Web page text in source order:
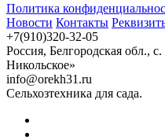
Политика
Новости Контакты
+7(910)320-32-05
Россия, Белгородская обл.,
Никольское»
info@orekh31.ru
Сельхозтехника для сада.